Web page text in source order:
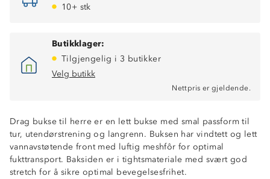
10+ stk
Butikklager:
Tilgjengelig i 3 butikker
Velg butikk
Nettpris er gjeldende.
Drag bukse til herre er en lett bukse med smal passform til
tur, utendørstrening og langrenn. Buksen har vindtett og lett
vannavstøtende front med luftig meshfôr for optimal
fukttransport. Baksiden er i tightsmateriale med svært god
stretch for å sikre optimal bevegelsesfrihet.
Vindtett i front
Hurtigtørkende
Fukttransporterende
Refleksdetaljer
Snøring på innsiden av linning
Ventilering under kne
Meshfôr på innsiden av front
Glidelåsåpning nederst i beinene